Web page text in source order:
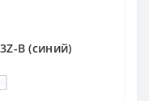
B (синий)